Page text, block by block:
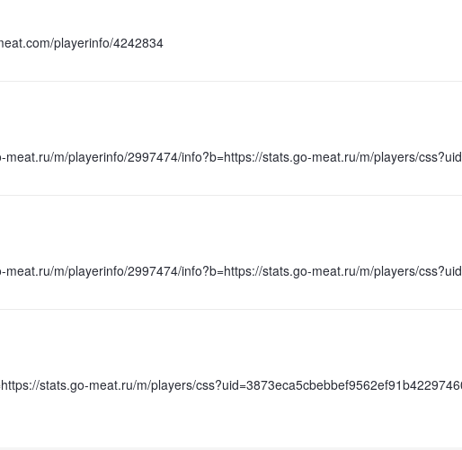
playerinfo/4242834
meat.ru/m/playerinfo/2997474/info?b=https://stats.go-meat.ru/m/players/
meat.ru/m/playerinfo/2997474/info?b=https://stats.go-meat.ru/m/players/
stats.go-meat.ru/m/players/